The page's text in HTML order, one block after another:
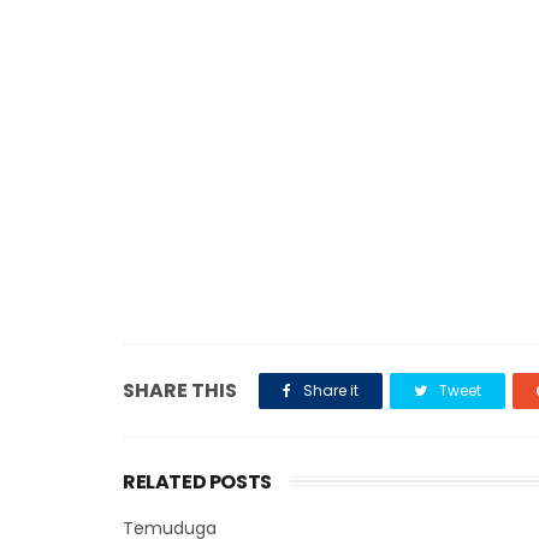
SHARE THIS Share it Tweet
RELATED POSTS
Temuduga